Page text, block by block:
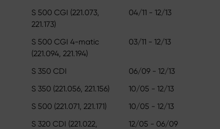
S 500 CGI (221.073,
221.173)
04/11 - 12/13
S 500 CGI 4-matic
(221.094, 221.194)
03/11 - 12/13
S 350 CDI
06/09 - 12/13
S 350 (221.056, 221.156)
10/05 - 12/13
S 500 (221.071, 221.171)
10/05 - 12/13
S 320 CDI (221.022,
12/05 - 06/09